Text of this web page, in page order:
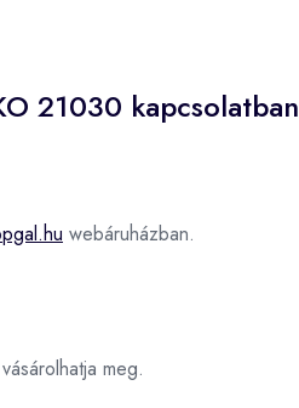
21030 kapcsolatban
webáruházban.
meg.